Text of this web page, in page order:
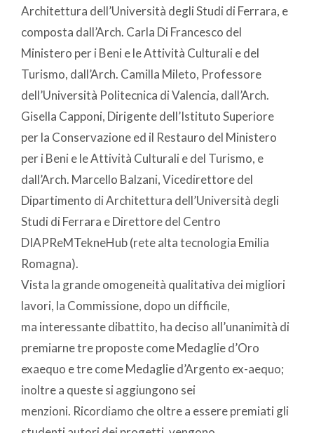
Architettura dell’Università degli Studi di Ferrara, e
composta dall’Arch. Carla Di Francesco del
Ministero per i Beni e le Attività Culturali e del
Turismo, dall’Arch. Camilla Mileto, Professore
dell’Università Politecnica di Valencia, dall’Arch.
Gisella Capponi, Dirigente dell’Istituto Superiore
per la Conservazione ed il Restauro del Ministero
per i Beni e le Attività Culturali e del Turismo, e
dall’Arch. Marcello Balzani, Vicedirettore del
Dipartimento di Architettura dell’Università degli
Studi di Ferrara e Direttore del Centro
DIAPReMTekneHub (rete alta tecnologia Emilia
Romagna).
Vista la grande omogeneità qualitativa dei migliori
lavori, la Commissione, dopo un difficile,
ma interessante dibattito, ha deciso all’unanimità di
premiarne tre proposte come Medaglie d’Oro
exaequo e tre come Medaglie d’Argento ex-aequo;
inoltre a queste si aggiungono sei
menzioni. Ricordiamo che oltre a essere premiati gli